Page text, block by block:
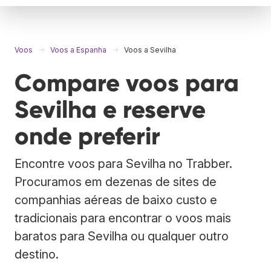
Voos Voos a Espanha Voos a Sevilha
Compare voos para
Sevilha e reserve
onde preferir
Encontre voos para Sevilha no Trabber.
Procuramos em dezenas de sites de
companhias aéreas de baixo custo e
tradicionais para encontrar o voos mais
baratos para Sevilha ou qualquer outro
destino.